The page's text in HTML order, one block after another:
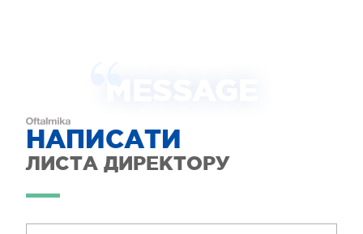
НАПИСАТИ
ЛИСТА ДИРЕКТОРУ